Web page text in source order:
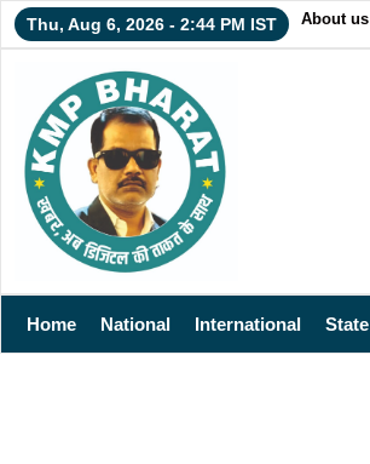
Thu, Aug 6, 2026 - 2:44 PM IST About us
Home National International State